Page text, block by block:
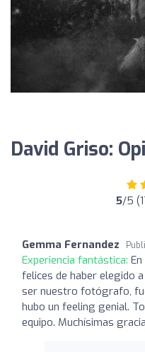
David Griso:
5/5
Gemma Fernandez
Experiencia fantástica:
felices de haber elegido
ser nuestro fotógrafo,
hubo un feeling genial.
equipo. Muchísimas